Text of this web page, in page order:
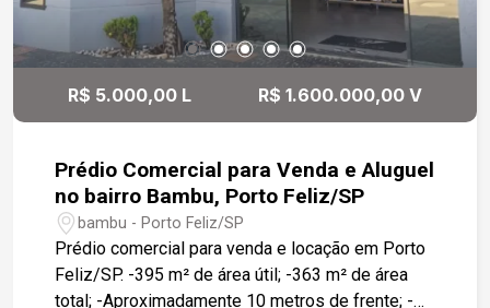
R$ 5.000,00 L R$ 1.600.000,00 V
Prédio Comercial para Venda e Aluguel
no bairro Bambu, Porto Feliz/SP
bambu - Porto Feliz/SP
Prédio comercial para venda e locação em Porto
Feliz/SP. -395 m² de área útil; -363 m² de área
total; -Aproximadamente 10 metros de frente; -